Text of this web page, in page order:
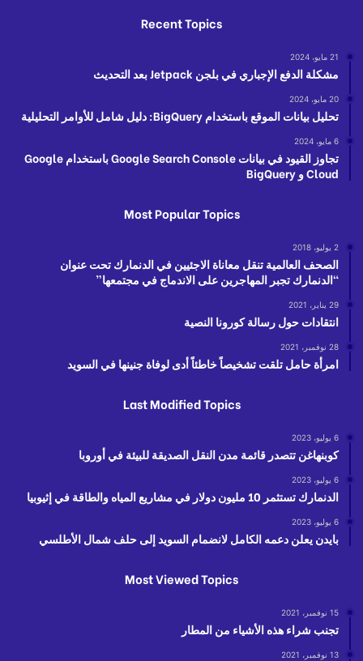
Recent Topics
21 مايو، 2024
مشكلة الدفع الإجباري في بلجن Jetpack بعد التحديث
20 مايو، 2024
تحليل بيانات الموقع باستخدام BigQuery: دليل شامل للأوامر التحليلية
6 مايو، 2024
تجاوز القيود في بيانات Google Search Console باستخدام Google
Cloud و BigQuery
Most Popular Topics
2 يوليو، 2018
الصحف العالمية تنقل معاناة الاجئيين في الدنمارك تحت عنوان
“الدنمارك تجبر المهاجرين على الاندماج في مجتمعها”
29 يناير، 2021
انتقادات حول رسالة كورونا النصية
28 نوفمبر، 2021
امرأة حامل تلقت تشخيصاً خاطئاً أدى لوفاة جنينها في السويد
Last Modified Topics
6 يوليو، 2023
كوبنهاغن تتصدر قائمة مدن النقل الصديقة للبيئة في أوروبا
6 يوليو، 2023
الدنمارك تستثمر 10 مليون دولار في مشاريع المياه والطاقة في إثيوبيا
6 يوليو، 2023
بايدن يعلن دعمه الكامل لانضمام السويد إلى حلف شمال الأطلسي
Most Viewed Topics
15 نوفمبر، 2021
تجنب شراء هذه الأشياء من المطار
13 نوفمبر، 2021